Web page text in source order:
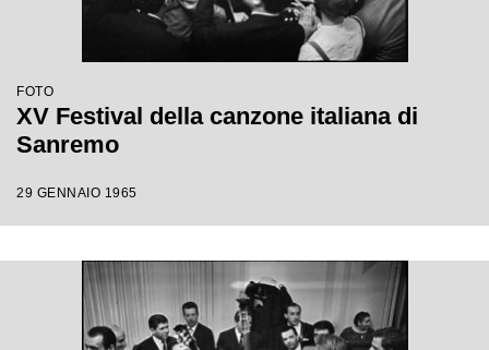
FOTO
XV Festival della canzone italiana di
Sanremo
29 GENNAIO 1965